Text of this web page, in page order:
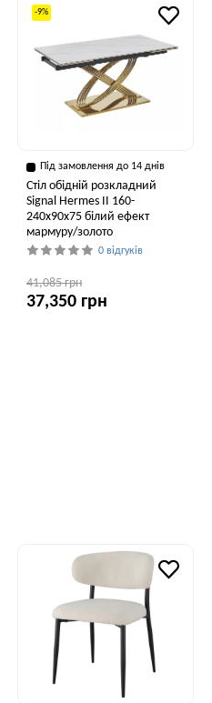
-9%
Під замовлення до 14 днів
Стіл обідній розкладний
Signal Hermes II 160-
240x90x75 білий ефект
мармуру/золото
0 відгуків
41,085 грн
37,350 грн